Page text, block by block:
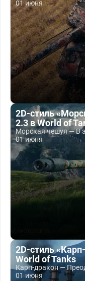
01 июня
2D-стиль
2.3 в World of
Морская чешуя — В
01 июня
2D-стиль
World of Tanks
Карп-дракон —
01 июня